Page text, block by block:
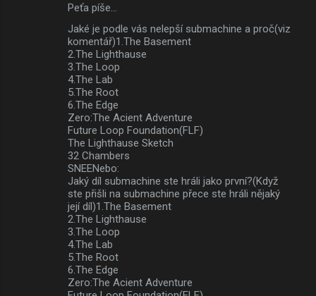
Peťa píše…
Jaké je podle vás nelepší submachine a proč(viz
komentář)1.The Basement
2.The Lighthause
3.The Loop
4.The Lab
5.The Root
6.The Edge
Zero:The Acient Adventure
Future Loop Foundation(FLF)
The Lighthause Sketch
32 Chambers
SNEENebo:
Jaký díl submachine ste hráli jako první?(Když
ste přišli na submachine přece ste hráli nějaký
její díl)1.The Basement
2.The Lighthause
3.The Loop
4.The Lab
5.The Root
6.The Edge
Zero:The Acient Adventure